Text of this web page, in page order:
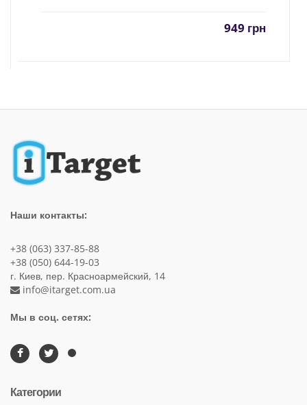
949 грн
Наши контакты:
+38 (063) 337-85-88
+38 (050) 644-19-03
г. Киев, пер. Красноармейский, 14
info@itarget.com.ua
Мы в соц. сетях:
Категории